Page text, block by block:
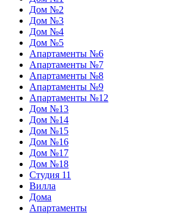
Дом №2
Дом №3
Дом №4
Дом №5
Апартаменты №6
Апартаменты №7
Апартаменты №8
Апартаменты №9
Апартаменты №12
Дом №13
Дом №14
Дом №15
Дом №16
Дом №17
Дом №18
Студия 11
Вилла
Дома
Апартаменты